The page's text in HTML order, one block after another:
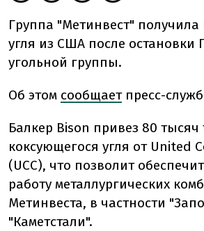
Группа "Метинвест"
угля из США после остановки
угольной группы.
Об этом сообщаетпресс-
Балкер Bison привез 80 тысяч
коксующегося угля от United
(UCC), что позволит
работу металлургических
Метинвеста, в частности
"Каметстали".